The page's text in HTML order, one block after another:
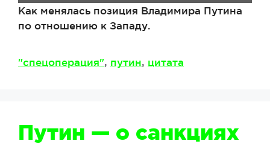
Как менялась позиция Владимира Путина
по отношению к Западу.
Метки
"спецоперация", путин, цитата
Путин — о санкциях